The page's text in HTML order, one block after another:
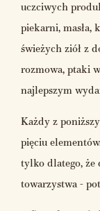
uczciwych
piekarni, masła,
świeżych ziół z
rozmowa, ptaki
najlepszym
Każdy z
pięciu
tylko dlatego,
towarzystwa -